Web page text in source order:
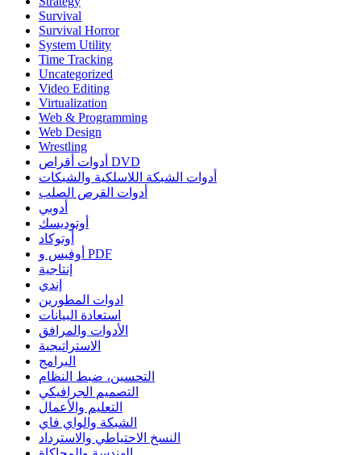
Survival
Survival Horror
System Utility
Time Tracking
Uncategorized
Video Editing
Virtualization
Web & Programming
Web Design
Wrestling
أدوات أقراص DVD
أدوات الشبكة اللاسلكية والشبكات
أدوات القرص الصلب
أدوبي
أوتوديسك
أوتوكاد
أوفيس و PDF
إنتاجية
إندي
ادوات المطورين
استعادة البيانات
الأدوات والمرافق
الاستراتيجية
البرامج
التحسين، ضبط النظام
التصميم الجرافيكي
التعليم والأعمال
الشبكة والواي فاي
النسخ الاحتياطي والاسترداد